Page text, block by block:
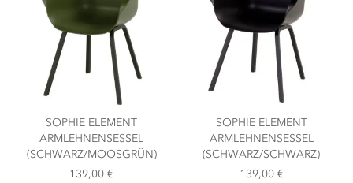
SOPHIE ELEMENT
ARMLEHNENSESSEL
(SCHWARZ/MOOSGRÜN)
139,00 €
SOPHIE ELEMENT
ARMLEHNENSESSEL
(SCHWARZ/SCHWARZ)
139,00 €